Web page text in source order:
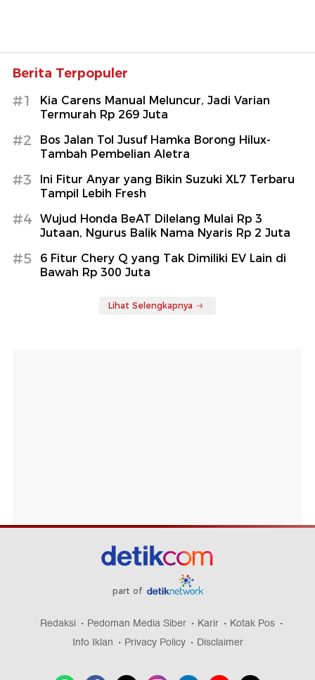
Berita Terpopuler
#1
Kia Carens Manual Meluncur, Jadi Varian
Termurah Rp 269 Juta
#2
Bos Jalan Tol Jusuf Hamka Borong Hilux-
Tambah Pembelian Aletra
#3
Ini Fitur Anyar yang Bikin Suzuki XL7 Terbaru
Tampil Lebih Fresh
#4
Wujud Honda BeAT Dilelang Mulai Rp 3
Jutaan, Ngurus Balik Nama Nyaris Rp 2 Juta
#5
6 Fitur Chery Q yang Tak Dimiliki EV Lain di
Bawah Rp 300 Juta
Lihat Selengkapnya
part of
Redaksi Pedoman Media Siber Karir
Kotak Pos
Info Iklan
Privacy Policy Disclaimer